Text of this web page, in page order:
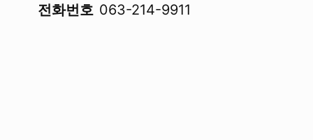
전화번호 063-214-9911